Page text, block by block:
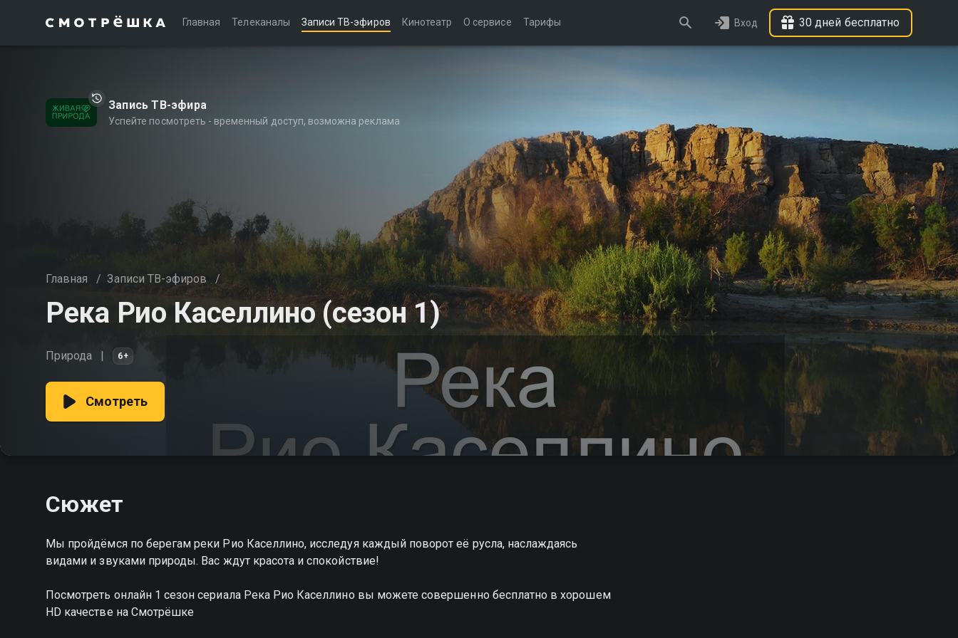
Главная Телеканалы Записи ТВ-эфиров Кинотеатр О сервисе Тарифы Вход 30 дней бесплатно
Запись ТВ-эфира
Успейте посмотреть - временный доступ, возможна реклама
Главная / Записи ТВ-эфиров /
Река Рио Каселлино (сезон 1)
Природа 6+
Смотреть
Сюжет
Мы пройдёмся по берегам реки Рио Каселлино, исследуя каждый поворот её русла, наслаждаясь
видами и звуками природы. Вас ждут красота и спокойствие!
Посмотреть онлайн 1 сезон сериала Река Рио Каселлино вы можете совершенно бесплатно в хорошем
HD качестве на Смотрёшке